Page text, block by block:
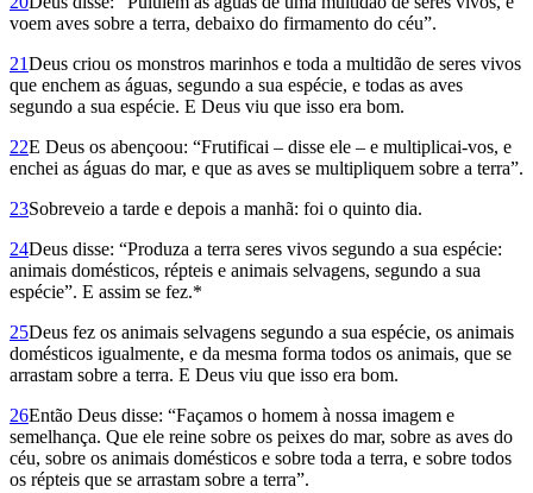
voem aves sobre a terra, debaixo do firmamento do céu”.
21Deus criou os monstros mari­nhos e toda a multidão de seres vivos
que enchem as águas, segundo a sua espécie, e todas as aves
segundo a sua espécie. E Deus viu que isso era bom.
22E Deus os abençoou: “Frutificai – disse ele – e multipli­cai-vos, e
enchei as águas do mar, e que as aves se multipliquem sobre a terra”.
23Sobreveio a tarde e depois a manhã: foi o quinto dia.
24Deus disse: “Produza a terra seres vivos segundo a sua espécie:
animais domésticos, répteis e animais selvagens, segundo a sua
espécie”. E assim se fez.*
25Deus fez os animais selvagens segundo a sua espécie, os animais
domésticos igualmente, e da mesma forma todos os animais, que se
arrastam sobre a terra. E Deus viu que isso era bom.
26Então Deus disse: “Façamos o homem à nossa imagem e
semelhança. Que ele reine sobre os peixes do mar, sobre as aves do
céu, sobre os animais domésticos e sobre toda a terra, e sobre todos
os répteis que se arrastam sobre a terra”.